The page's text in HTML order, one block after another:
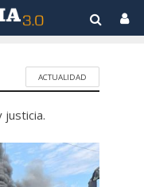
ACTUALIDAD
justicia.